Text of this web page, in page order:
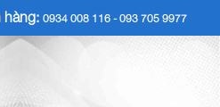
hàng: 0934 008 116 - 093 705 9977